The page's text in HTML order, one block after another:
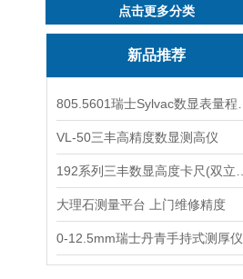
点击更多分类
新品推荐
VL-50三丰高精度数显测高仪
大理石测量平台 上门维修精度
0-12.5mm瑞士丹青手持式测厚仪